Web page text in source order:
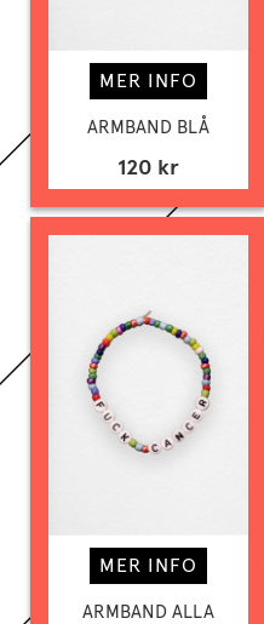
MER INFO
ARMBAND BLÅ
120 kr
MER INFO
ARMBAND ALLA